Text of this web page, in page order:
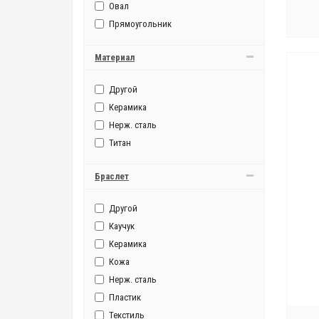
40A50
40N5A
40P50
40P51
40R53
40R56
40S62
46943
46943 Orient Automatic Movement
46943(EM)
46A40
46B(ET)
Овал
Прямоугольник
Материал
Другой
Керамика
Нерж. сталь
Титан
Браслет
Другой
Каучук
Керамика
Кожа
Нерж. сталь
Пластик
Текстиль